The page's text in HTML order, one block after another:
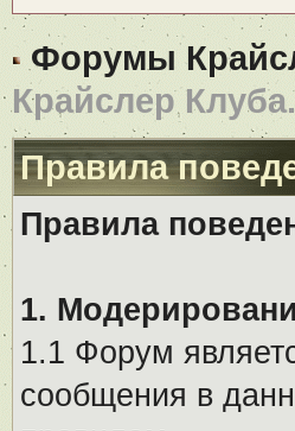
Форумы
Крайслер Клуба.
Правила
Правила
1.
1.1 Форум
сообщения в